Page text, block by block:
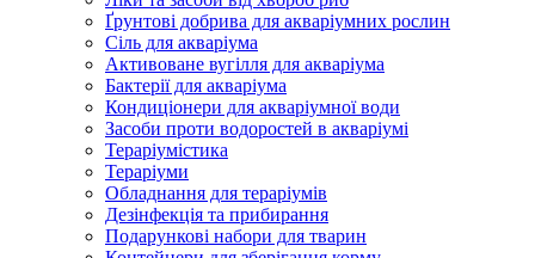
Ґрунтові добрива для акваріумних рослин
Сіль для акваріума
Активоване вугілля для акваріума
Бактерії для акваріума
Кондиціонери для акваріумної води
Засоби проти водоростей в акваріумі
Тераріумістика
Тераріуми
Обладнання для тераріумів
Дезінфекція та прибирання
Подарункові набори для тварин